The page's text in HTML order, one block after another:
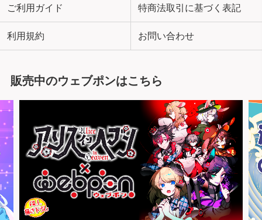
ご利用ガイド 特商法取引に基づく表記
利用規約 お問い合わせ
販売中のウェブポンはこちら